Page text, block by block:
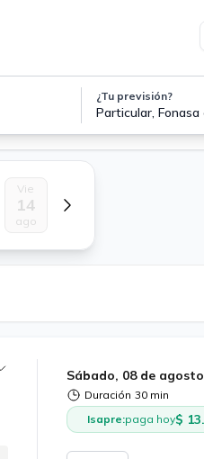
¿Tu previsión?
Particular,
Vie
14
ago
Sábado, 08 de agosto
Duración 30 min
Isapre:paga hoy$